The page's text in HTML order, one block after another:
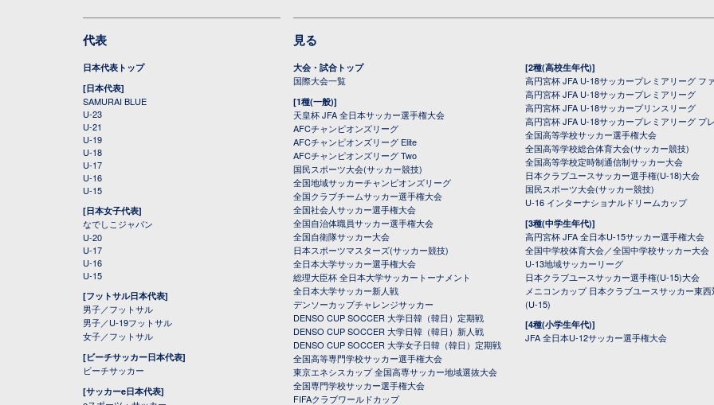
代表
日本代表トップ
[日本代表]
SAMURAI BLUE
U-23
U-21
U-19
U-18
U-17
U-16
U-15
[日本女子代表]
なでしこジャパン
U-20
U-17
U-16
U-15
[フットサル日本代表]
男子／フットサル
男子／U-19フットサル
女子／フットサル
[ビーチサッカー日本代表]
ビーチサッカー
[サッカーe日本代表]
見る
大会・試合トップ
国際大会一覧
[1種(一般)]
天皇杯 JFA 全日本サッカー選手権大会
AFCチャンピオンズリーグ
AFCチャンピオンズリーグ Elite
AFCチャンピオンズリーグ Two
国民スポーツ大会(サッカー競技)
全国地域サッカーチャンピオンズリーグ
全国クラブチームサッカー選手権大会
全国社会人サッカー選手権大会
全国自治体職員サッカー選手権大会
全国自衛隊サッカー大会
日本スポーツマスターズ(サッカー競技)
全日本大学サッカー選手権大会
総理大臣杯 全日本大学サッカートーナメント
全日本大学サッカー新人戦
デンソーカップチャレンジサッカー
DENSO CUP SOCCER 大学日韓（韓日）定期戦
DENSO CUP SOCCER 大学日韓（韓日）新人戦
DENSO CUP SOCCER 大学女子日韓（韓日）定期戦
全国高等専門学校サッカー選手権大会
東京エネシスカップ 全国高専サッカー地域選抜大会
全国専門学校サッカー選手権大会
FIFAクラブワールドカップ
[2種(高校生年代)]
高円宮杯 JFA U-18サッカープレミアリーグ フ
高円宮杯 JFA U-18サッカープレミアリーグ
高円宮杯 JFA U-18サッカープリンスリーグ
高円宮杯 JFA U-18サッカープレミアリーグ プ
全国高等学校サッカー選手権大会
全国高等学校総合体育大会(サッカー競技)
全国高等学校定時制通信制サッカー大会
日本クラブユースサッカー選手権(U-18)大会
国民スポーツ大会(サッカー競技)
U-16 インターナショナルドリームカップ
[3種(中学生年代)]
高円宮杯 JFA 全日本U-15サッカー選手権大会
全国中学校体育大会／全国中学校サッカー大会
U-13地域サッカーリーグ
日本クラブユースサッカー選手権(U-15)大会
メニコンカップ 日本クラブユースサッカー東
(U-15)
[4種(小学生年代)]
JFA 全日本U-12サッカー選手権大会